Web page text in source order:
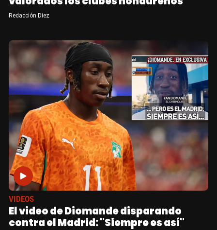
Redacción Diez
VIDEOS
El video de Diomande disparando
contra el Madrid: "Siempre es así"